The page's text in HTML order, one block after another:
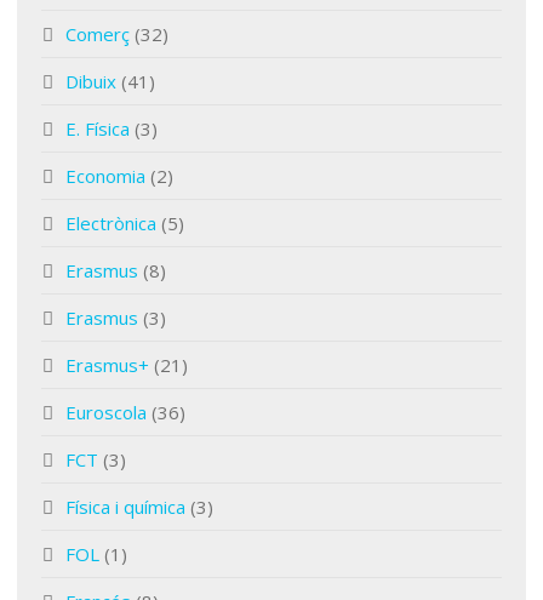
Comerç (32)
Dibuix (41)
E. Física (3)
Economia (2)
Electrònica (5)
Erasmus (8)
Erasmus (3)
Erasmus+ (21)
Euroscola (36)
FCT (3)
Física i química (3)
FOL (1)